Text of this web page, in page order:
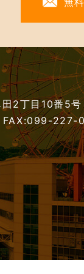
田2丁目10番5号
FAX:099-227-